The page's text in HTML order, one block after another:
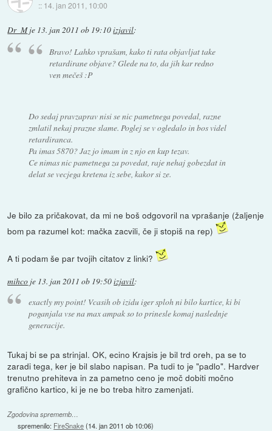
:: 14. jan 2011, 10:00
Dr_Mje 13. jan 2011 ob 19:10izjavil:
Bravo! Lahko vprašam, kako ti rata objavljat take
retardirane objave? Glede na to, da jih kar redno
ven mečeš :P
Do sedaj pravzaprav nisi se nic pametnega povedal, razne
zmlatil nekaj prazne slame. Poglej se v ogledalo in bos videl
retardiranca.
Pa imas 5870? Jaz jo imam in z njo en kup tezav.
Ce nimas nic pametnega za povedat, raje nehaj gobezdat in
delat se vecjega kretena iz sebe, kakor si ze.
Je bilo za pričakovat, da mi ne boš odgovoril na vprašanje (žaljenje
bom pa razumel kot: mačka zacvili, če ji stopiš na rep)
A ti podam še par tvojih citatov z linki?
mihco je 13. jan 2011 ob 19:50izjavil:
exactly my point! Vcasih ob izidu iger sploh ni bilo kartice, ki bi
poganjala vse na max ampak so to prinesle komaj naslednje
generacije.
Tukaj bi se pa strinjal. OK, ecino Krajsis je bil trd oreh, pa se to
zaradi tega, ker je bil slabo napisan. Pa tudi to je "padlo". Hardver
trenutno prehiteva in za pametno ceno je moč dobiti močno
grafično kartico, ki je ne bo treba hitro zamenjati.
Zgodovina sprememb…
spremenilo: FireSnake(14. jan 2011 ob 10:06)